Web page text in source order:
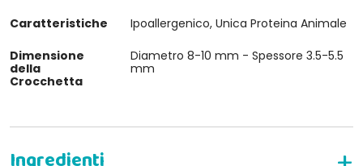
Caratteristiche
Ipoallergenico, Unica Proteina Animale
Dimensione
della
Crocchetta
Diametro 8-10 mm - Spessore 3.5-5.5
mm